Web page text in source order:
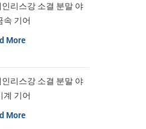
인리스강 소결 분말 야
속 기어
More
인리스강 소결 분말 야
계 기어
More